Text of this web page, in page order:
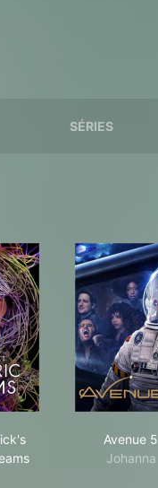
SÉRIES
Avenue 5
Johanna